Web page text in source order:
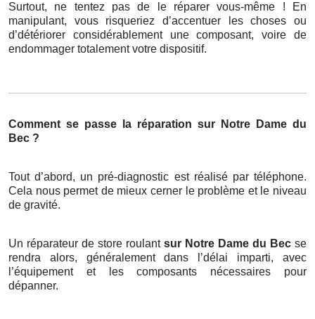
Surtout, ne tentez pas de le réparer vous-même ! En
manipulant, vous risqueriez d’accentuer les choses ou
d’détériorer considérablement une composant, voire de
endommager totalement votre dispositif.
Comment se passe la réparation sur Notre Dame du
Bec ?
Tout d’abord, un pré-diagnostic est réalisé par téléphone.
Cela nous permet de mieux cerner le problème et le niveau
de gravité.
Un réparateur de store roulant sur Notre Dame du Bec se
rendra alors, généralement dans l’délai imparti, avec
l’équipement et les composants nécessaires pour
dépanner.